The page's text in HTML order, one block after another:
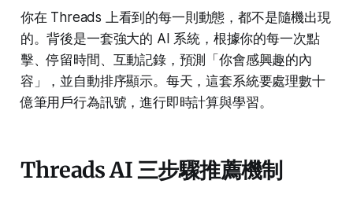
你在 Threads 上看到的每一則動態，都不是隨機出現
的。背後是一套強大的 AI 系統，根據你的每一次點
擊、停留時間、互動記錄，預測「你會感興趣的內
容」，並自動排序顯示。每天，這套系統要處理數十
億筆用戶行為訊號，進行即時計算與學習。
Threads AI 三步驟推薦機制